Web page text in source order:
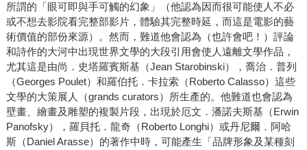
所謂的「眼可即與手可觸的幻象」（他認為因而很可能使人不必
或不想去影院看完整部影片，體驗其完整時延，而這是電影的藝
術價值的部份來源）。然而，難道他會認為（也許會吧！）評論
和詩作的大河中出現世界文學的大段引用會使人遠離文學作品，
尤其這是由尚．史塔羅賓斯基（Jean Starobinski），喬治．普列
（Georges Poulet）和羅伯托．卡拉索（Roberto Calasso）這些
文學的大策展人（grands curators）所生產的。他難道也會認為
壁畫、繪畫及雕塑的複製片段，出現於厄文．潘諾夫斯基（Erwin
Panofsky），羅貝托．龍奇（Roberto Longhi）或丹尼爾．阿哈
斯（Daniel Arasse）的著作中時，可能產生「品牌形象及某種刻